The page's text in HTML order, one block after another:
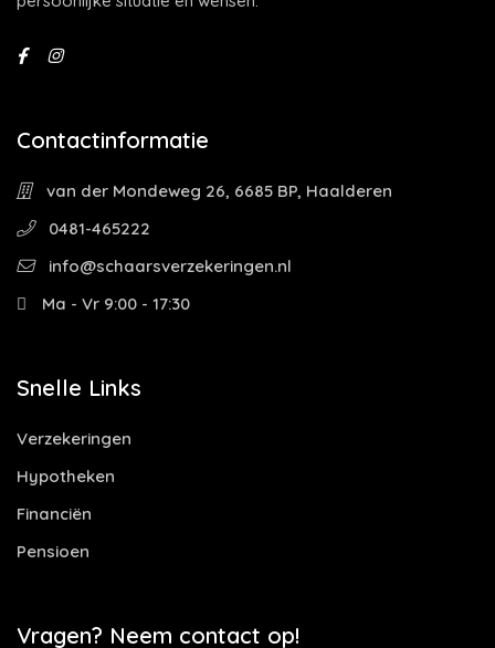
Contactinformatie
van der Mondeweg 26, 6685 BP, Haalderen
0481-465222
info@schaarsverzekeringen.nl
Ma - Vr 9:00 - 17:30
Snelle Links
Verzekeringen
Hypotheken
Financiën
Pensioen
Vragen? Neem contact op!